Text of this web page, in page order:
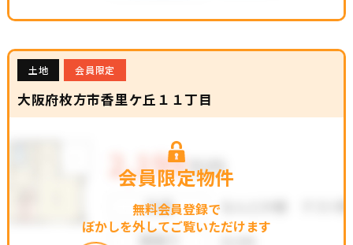
土地 会員限定
大阪府枚方市香里ケ丘１１丁目
会員限定物件
無料会員登録で
ぼかしを外してご覧いただけます